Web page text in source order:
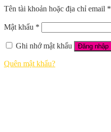
Tên tài khoản hoặc địa chỉ email *
Mật khẩu *
Ghi nhớ mật khẩu Đăng nhập
Quên mật khẩu?